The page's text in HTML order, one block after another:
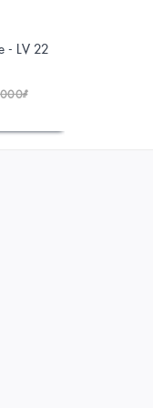
- LV 22